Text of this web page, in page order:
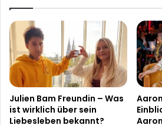
Julien Bam Freundin – Was
ist wirklich über sein
Liebesleben bekannt?